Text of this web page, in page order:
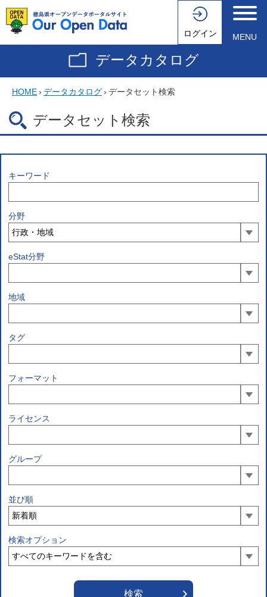
ログイン MENU
データカタログ
HOME› データカタログ› データセット検索
データセット検索
キーワード
分野
eStat分野
地域
タグ
フォーマット
ライセンス
グループ
並び順
検索オプション